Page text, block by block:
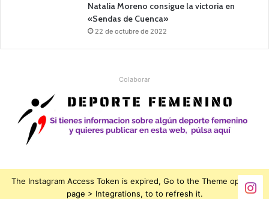
Natalia Moreno consigue la victoria en
«Sendas de Cuenca»
22 de octubre de 2022
Colaborar
The Instagram Access Token is expired, Go to the Theme options
page > Integrations, to to refresh it.